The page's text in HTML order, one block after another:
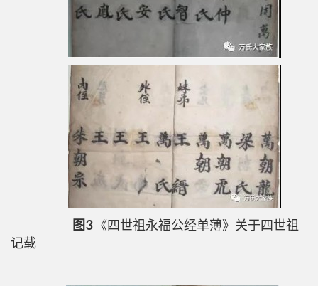
图3《四世祖永福公经单薄》关于四世祖
记载